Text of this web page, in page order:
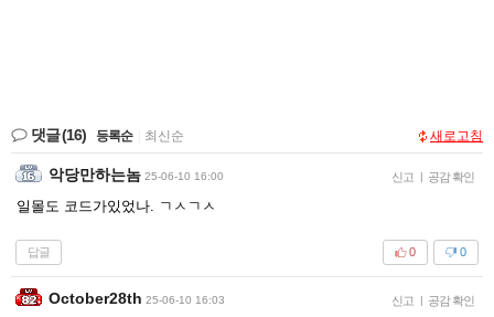
댓글(16) 등록순 최신순 새로고침
악당만하는놈 25-06-10 16:00 신고 | 공감 확인
일몰도 코드가있었나. ㄱㅅㄱㅅ
답글 0
0
October28th 25-06-10 16:03 신고 | 공감 확인